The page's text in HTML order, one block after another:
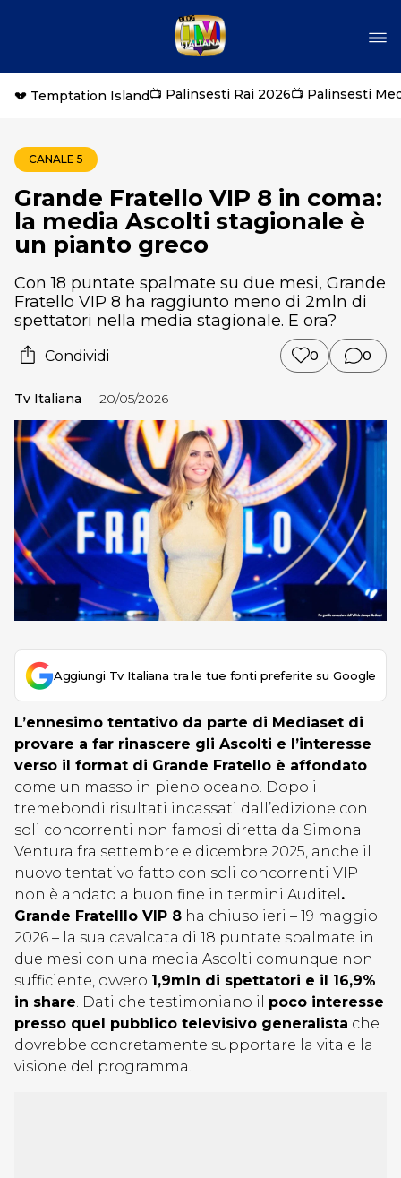
💔 Temptation Island📺 Palinsesti Rai 2026📺 Palinsesti
CANALE 5
Grande Fratello VIP 8 in coma:
la media Ascolti stagionale è
un pianto greco
Con 18 puntate spalmate su due mesi, Grande
Fratello VIP 8 ha raggiunto meno di 2mln di
spettatori nella media stagionale. E ora?
Condividi 0 0
Tv Italiana 20/05/2026
Aggiungi Tv Italiana tra le tue fonti preferite su Google
L’ennesimo tentativo da parte di Mediaset di
provare a far rinascere gli Ascolti e l’interesse
verso il format di Grande Fratello è affondato
come un masso in pieno oceano. Dopo i
tremebondi risultati incassati dall’edizione con
soli concorrenti non famosi diretta da Simona
Ventura fra settembre e dicembre 2025, anche il
nuovo tentativo fatto con soli concorrenti VIP
non è andato a buon fine in termini Auditel .
Grande Fratelllo VIP 8 ha chiuso ieri – 19 maggio
2026 – la sua cavalcata di 18 puntate spalmate in
due mesi con una media Ascolti comunque non
sufficiente, ovvero 1,9mln di spettatori e il 16,9%
in share. Dati che testimoniano il poco interesse
presso quel pubblico televisivo generalista che
dovrebbe concretamente supportare la vita e la
visione del programma.